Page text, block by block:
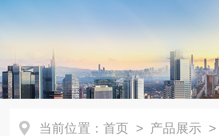
当前位置： 首页 > 产品展示